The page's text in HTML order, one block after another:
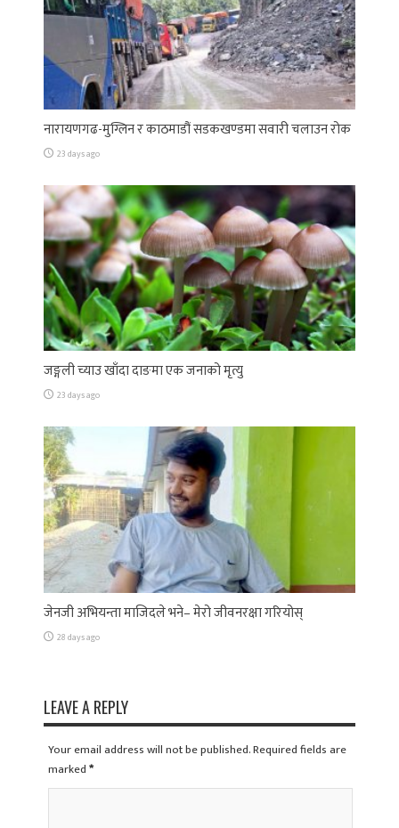
नारायणगढ-मुग्लिन र काठमाडौं सडकखण्डमा सवारी चलाउन रोक
23 days ago
जङ्गली च्याउ खाँदा दाङमा एक जनाको मृत्यु
23 days ago
जेनजी अभियन्ता माजिदले भने– मेरो जीवनरक्षा गरियोस्
28 days ago
LEAVE A REPLY
Your email address will not be published. Required fields are
marked*